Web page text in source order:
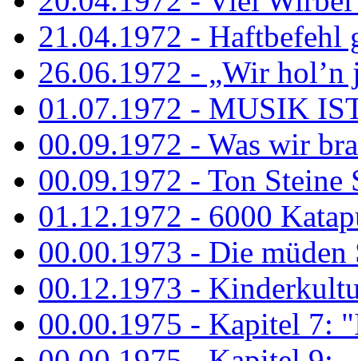
21.04.1972 - Haftbefehl
26.06.1972 - „Wir hol’n
01.07.1972 - MUSIK
00.09.1972 - Was wir
00.09.1972 - Ton Steine
01.12.1972 - 6000
00.00.1973 - Die müden
00.12.1973 -
00.00.1975 - Kapitel 7: